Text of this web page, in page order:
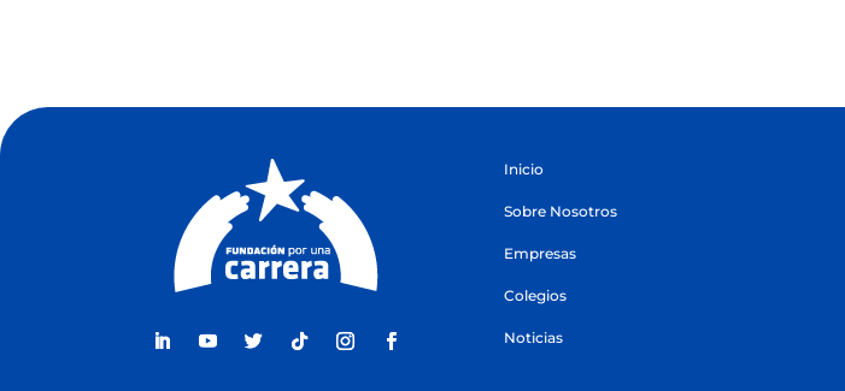
Inicio
Sobre Nosotros
Empresas
Colegios
Noticias